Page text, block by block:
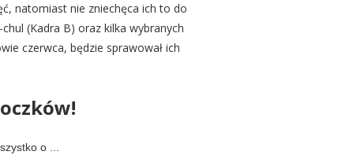
natomiast nie zniechęca ich to do
(Kadra B) oraz kilka wybranych
czerwca, będzie sprawował ich